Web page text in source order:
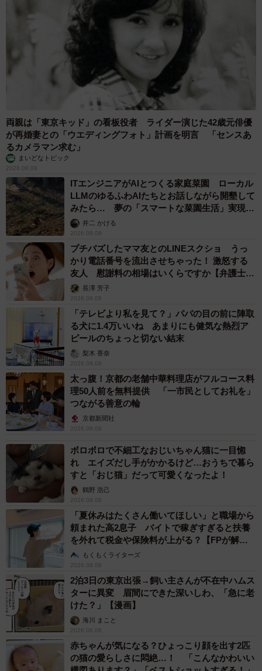
両親は「東京キッド」の看板役者 ライダー演じた42歳元俳優
が再婚妻との「ウエディングフォト」計画を明言 「センスあ
るカメラマン求む」
まいどなトピック
2026.08.08
ITエンジニアがAIとつくる家庭菜園 ローカル
LLMのゆるふわAIたちとお話しながら開墾して
みたら… 夢の「スマートな菜園生活」実現な
るか井二 かける
2026.08.08
プチバズしたママ友とのLINEスクショ うっ
かり電話番号を流出させちゃった！ 激怒する
友人 慰謝料の相場はいくらですか【弁護士が
解説】長澤 芳子
2026.08.08
「テレビより私を見て？」パパの目の前に陣取
る犬に1.4万いいね あまりにも健気な熱烈ア
ピールのちょっと切ない結末
梨木 香奈
2026.08.08
太っ腹！京都の老舗中華料理店がフルコース料
理50人前を無料提供 「一市民としてお礼を」
つながる善意の輪
京都新聞社
2026.08.08
ボロボロで不細工なおじいちゃん猫に一目惚
れ エイズだし手がかかるけど…おうちで暮ら
すと「おじ猫」だって可愛くなったよ！
鶴野 浩己
2026.08.08
「夏休みはたくさん働いてほしい」と職場から
頼まれた高2息子 バイトで稼ぎすぎると扶養
を外れて税金や保険料が上がる？【FPが解
説】もくもくライターズ
2026.08.08
2泊3日の東京出張→飼い主さんが不在中ハムス
ターに異変 眉間にできた深いしわ、「急に老
けた？」【漫画】
海川 まこと
2026.08.08
赤ちゃんが気になる？ひょっこり顔を出す2匹
の猫の愛らしさに悶絶…！ 「こんなかわいい